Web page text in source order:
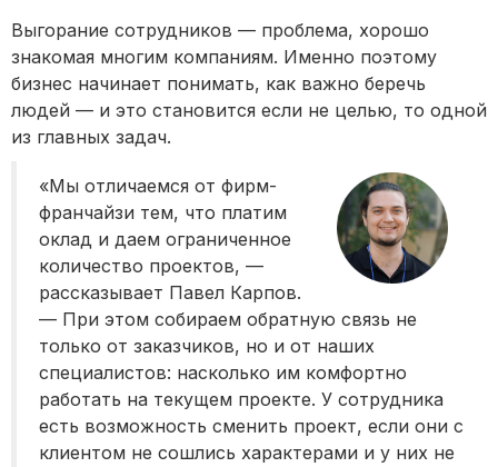
Выгорание сотрудников — проблема, хорошо
знакомая многим компаниям. Именно поэтому
бизнес начинает понимать, как важно беречь
людей — и это становится если не целью, то одной
из главных задач.
«Мы отличаемся от фирм-
франчайзи тем, что платим
оклад и даем ограниченное
количество проектов, —
рассказывает Павел Карпов.
— При этом собираем обратную связь не
только от заказчиков, но и от наших
специалистов: насколько им комфортно
работать на текущем проекте. У сотрудника
есть возможность сменить проект, если они с
клиентом не сошлись характерами и у них не